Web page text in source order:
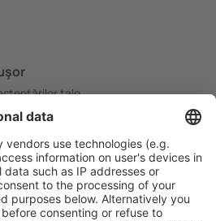
tale.
cu opțiune gratuită de anulare.
mult